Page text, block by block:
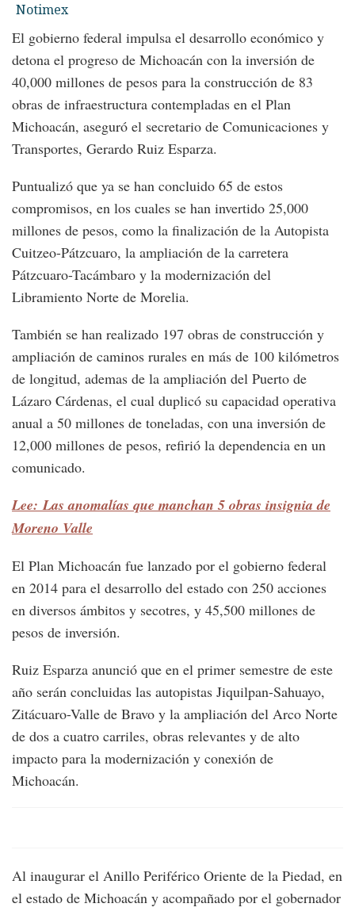
Notimex
El gobierno federal impulsa el desarrollo económico y
detona el progreso de Michoacán con la inversión de
40,000 millones de pesos para la construcción de 83
obras de infraestructura contempladas en el Plan
Michoacán, aseguró el secretario de Comunicaciones y
Transportes, Gerardo Ruiz Esparza.
Puntualizó que ya se han concluido 65 de estos
compromisos, en los cuales se han invertido 25,000
millones de pesos, como la finalización de la Autopista
Cuitzeo-Pátzcuaro, la ampliación de la carretera
Pátzcuaro-Tacámbaro y la modernización del
Libramiento Norte de Morelia.
También se han realizado 197 obras de construcción y
ampliación de caminos rurales en más de 100 kilómetros
de longitud, ademas de la ampliación del Puerto de
Lázaro Cárdenas, el cual duplicó su capacidad operativa
anual a 50 millones de toneladas, con una inversión de
12,000 millones de pesos, refirió la dependencia en un
comunicado.
Lee: Las anomalías que manchan 5 obras insignia de
Moreno Valle
El Plan Michoacán fue lanzado por el gobierno federal
en 2014 para el desarrollo del estado con 250 acciones
en diversos ámbitos y secotres, y 45,500 millones de
pesos de inversión.
Ruiz Esparza anunció que en el primer semestre de este
año serán concluidas las autopistas Jiquilpan-Sahuayo,
Zitácuaro-Valle de Bravo y la ampliación del Arco Norte
de dos a cuatro carriles, obras relevantes y de alto
impacto para la modernización y conexión de
Michoacán.
Al inaugurar el Anillo Periférico Oriente de la Piedad, en
el estado de Michoacán y acompañado por el gobernador